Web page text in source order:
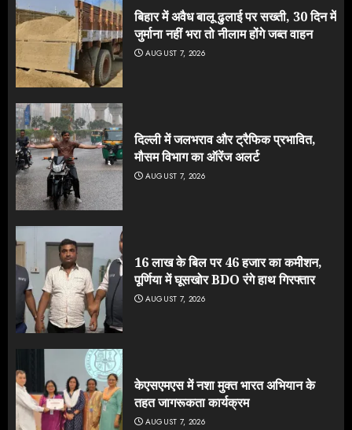
बिहार में अवैध बालू ढुलाई पर सख्ती, 30 दिन में
जुर्माना नहीं भरा तो नीलाम होंगे जब्त वाहन
AUGUST 7, 2026
दिल्ली में जलभराव और ट्रैफिक प्रभावित,
मौसम विभाग का ऑरेंज अलर्ट
AUGUST 7, 2026
16 लाख के बिल पर 46 हजार का कमीशन,
पूर्णिया में घूसखोर BDO रंगे हाथ गिरफ्तार
AUGUST 7, 2026
केएसएमएस में नशा मुक्त भारत अभियान के
तहत जागरूकता कार्यक्रम
AUGUST 7, 2026